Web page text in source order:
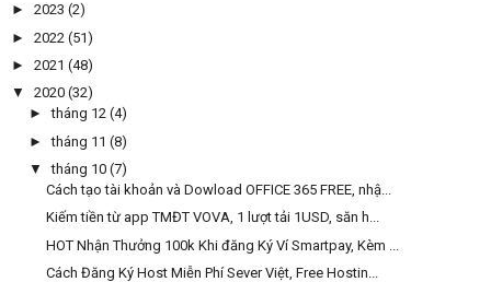
► 2023 (2)
► 2022 (51)
► 2021 (48)
▼
2020 (32)
►tháng 12 (4)
►tháng 11 (8)
▼
tháng 10 (7)
Cách tạo tài khoản và Dowload OFFICE 365 FREE, nhậ...
Kiếm tiền từ app TMĐT VOVA, 1 lượt tải 1USD, săn h...
HOT Nhận Thưởng 100k Khi đăng Ký Ví Smartpay, Kèm ...
Cách Đăng Ký Host Miễn Phí Sever Việt, Free Hostin...